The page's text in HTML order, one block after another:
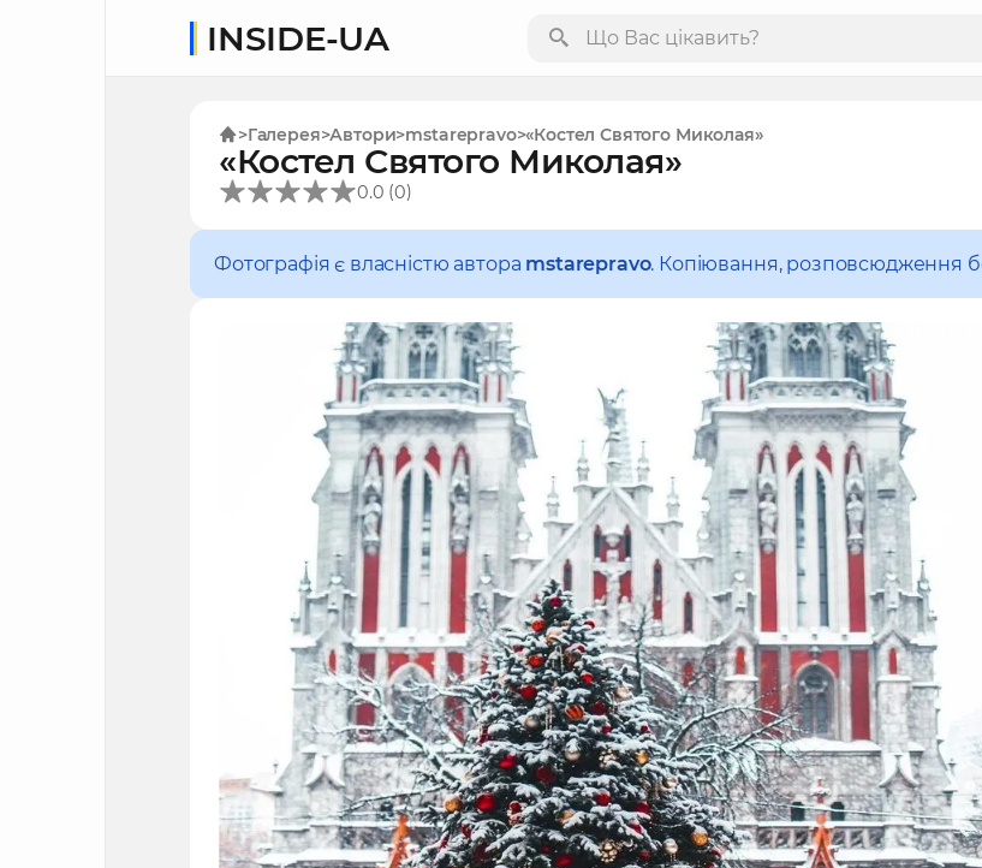
INSIDE-UA
Галерея Автори mstarepravo «Костел Святого Миколая»
«Костел Святого Миколая»
0.0 (0)
Фотографія є власністю автора mstarepravo. Копіювання, розповсюдження